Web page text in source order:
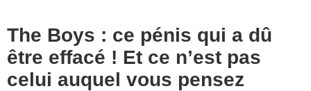
The Boys : ce pénis qui a dû
être effacé ! Et ce n’est pas
celui auquel vous pensez